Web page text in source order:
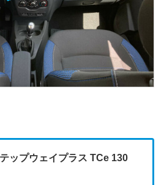
ップウェイプラス TCe 130